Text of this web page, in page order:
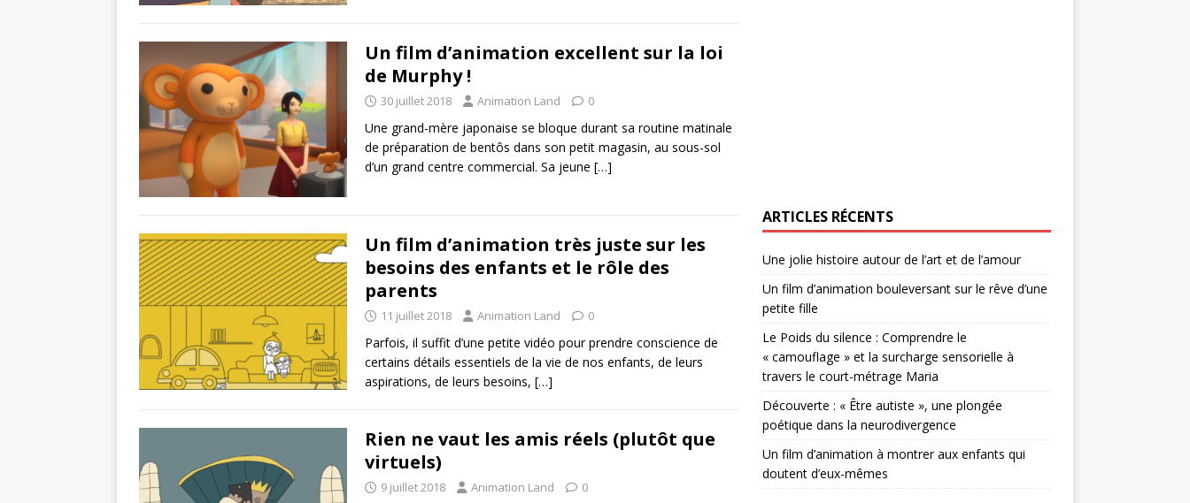
Un film d’animation excellent sur la loi
de Murphy !
30 juillet 2018 Animation Land 0
Une grand-mère japonaise se bloque durant sa routine matinale
de préparation de bentôs dans son petit magasin, au sous-sol
d’un grand centre commercial. Sa jeune […]
Un film d’animation très juste sur les
besoins des enfants et le rôle des
parents
11 juillet 2018 Animation Land 0
Parfois, il suffit d’une petite vidéo pour prendre conscience de
certains détails essentiels de la vie de nos enfants, de leurs
aspirations, de leurs besoins, […]
Rien ne vaut les amis réels (plutôt que
virtuels)
9 juillet 2018 Animation Land 0
ARTICLES RÉCENTS
Une jolie histoire autour de l’art et de l’amour
Un film d’animation bouleversant sur le rêve d’une
petite fille
Le Poids du silence : Comprendre le
« camouflage » et la surcharge sensorielle à
travers le court-métrage Maria
Découverte : « Être autiste », une plongée
poétique dans la neurodivergence
Un film d’animation à montrer aux enfants qui
doutent d’eux-mêmes